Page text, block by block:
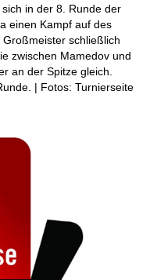
in der 8. Runde der
einen Kampf auf des
schließlich
zwischen Mamedov und
an der Spitze gleich.
| Fotos: Turnierseite